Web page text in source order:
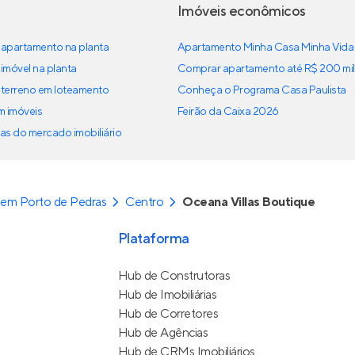
na planta
na planta
em loteamento
imóveis
do mercado imobiliário
Imóveis econômicos
Apartamento Minha Casa Minha Vida
Comprar apartamento até R$ 200 mil
Conheça o Programa Casa Paulista
Feirão da Caixa 2026
Porto de Pedras Centro Oceana Villas Boutique
Plataforma
Hub de Construtoras
Hub de Imobiliárias
Hub de Corretores
Hub de Agências
Hub de CRMs Imobiliários